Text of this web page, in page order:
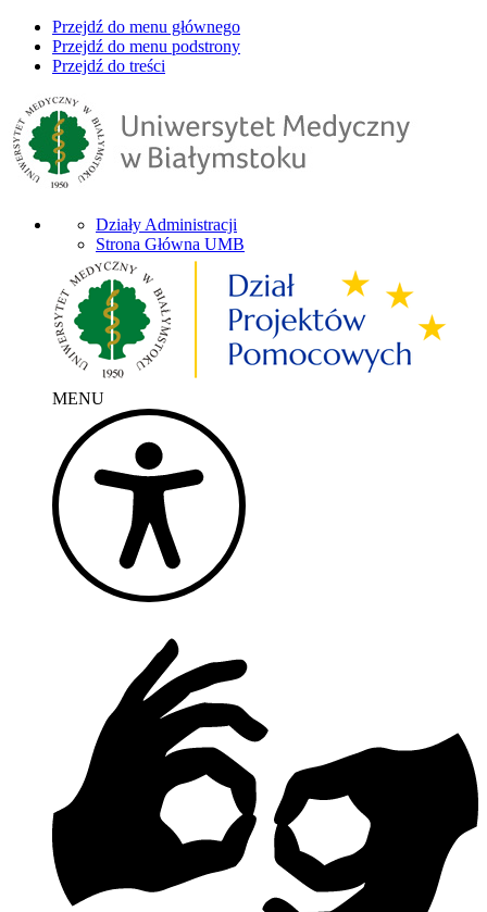
Przejdź do menu głównego
Przejdź do menu podstrony
Przejdź do treści
Działy Administracji
Strona Główna UMB
MENU